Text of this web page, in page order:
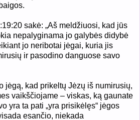
sakė: „Aš meldžiuosi, kad jūs
nepalyginama jo galybės didybė
jo neribotai jėgai, kuria jis
ir pasodino danguose savo
jėgą, kad prikeltų Jėzų iš numirusių,
vaikščiojame – viskas, ką gaunate
yra ta pati „yra prisikėlęs“ jėgos
esančio, niekada